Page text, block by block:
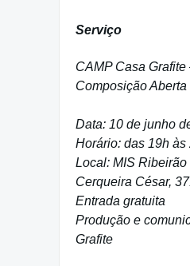
Serviço
CAMP Casa
Composição Aberta
Data: 10 de junho
Horário: das 19h às
Local: MIS Ribeirão
Cerqueira César,
Entrada gratuita
Produção e
Grafite